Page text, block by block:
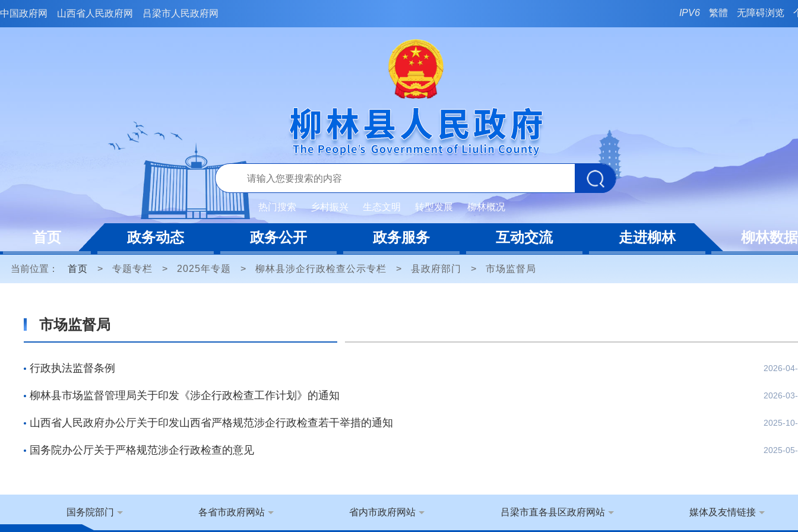
中国政府网 山西省人民政府网 吕梁市人民政府网 IPV6 繁體 无障碍浏览
热门搜索 乡村振兴 生态文明 转型发展 柳林概况
首页 政务动态 政务公开 政务服务 互动交流 走进柳林 柳林数据
当前位置： 首页 > 专题专栏 > 2025年专题 > 柳林县涉企行政检查公示专栏 > 县政府部门 > 市场监督局
市场监督局
行政执法监督条例 2026-
柳林县市场监督管理局关于印发《涉企行政检查工作计划》的通知 2026-
山西省人民政府办公厅关于印发山西省严格规范涉企行政检查若干举措的通知 2025-
国务院办公厅关于严格规范涉企行政检查的意见 2025-
国务院部门 各省市政府网站 省内市政府网站 吕梁市直各县区政府网站 媒体及友情链接